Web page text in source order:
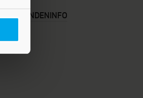
KUNDENINFO